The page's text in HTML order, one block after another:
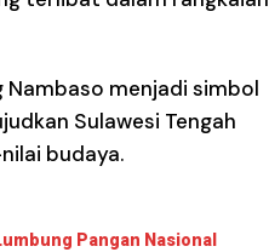
Nambaso menjadi simbol
Sulawesi Tengah
budaya.
Pangan Nasional